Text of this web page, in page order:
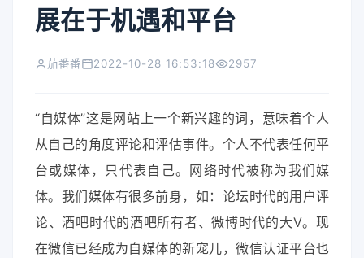
展在于机遇和平台
茄番番 2022-10-28 16:53:18 2957
“自媒体”这是网站上一个新兴趣的词，意味着个人
从自己的角度评论和评估事件。个人不代表任何平
台或媒体，只代表自己。网络时代被称为我们媒
体。我们媒体有很多前身，如：论坛时代的用户评
论、酒吧时代的酒吧所有者、微博时代的大V。现
在微信已经成为自媒体的新宠儿，微信认证平台也